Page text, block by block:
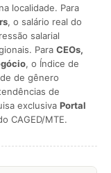
localidade. Para
, o salário real do
salarial
Para CEOs,
, o Índice de
de gênero
de
exclusiva Portal
CAGED/MTE.